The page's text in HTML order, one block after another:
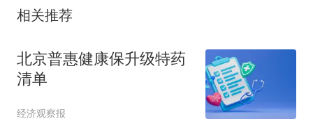
相关推荐
北京普惠健康保升级特药
清单
经济观察报